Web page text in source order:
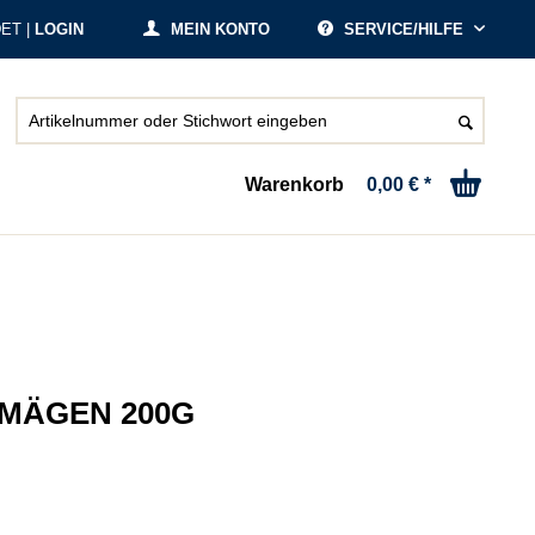
SERVICE/HILFE
MEIN KONTO
| LOGIN
Warenkorb 0,00 € *
200G